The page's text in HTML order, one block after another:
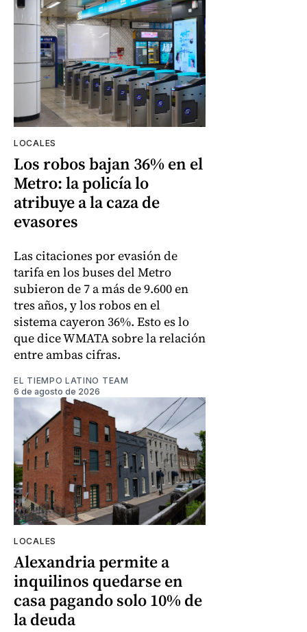
LOCALES
Los robos bajan 36% en el
Metro: la policía lo
atribuye a la caza de
evasores
Las citaciones por evasión de
tarifa en los buses del Metro
subieron de 7 a más de 9.600 en
tres años, y los robos en el
sistema cayeron 36%. Esto es lo
que dice WMATA sobre la relación
entre ambas cifras.
EL TIEMPO LATINO TEAM
6 de agosto de 2026
LOCALES
Alexandria permite a
inquilinos quedarse en
casa pagando solo 10% de
la deuda